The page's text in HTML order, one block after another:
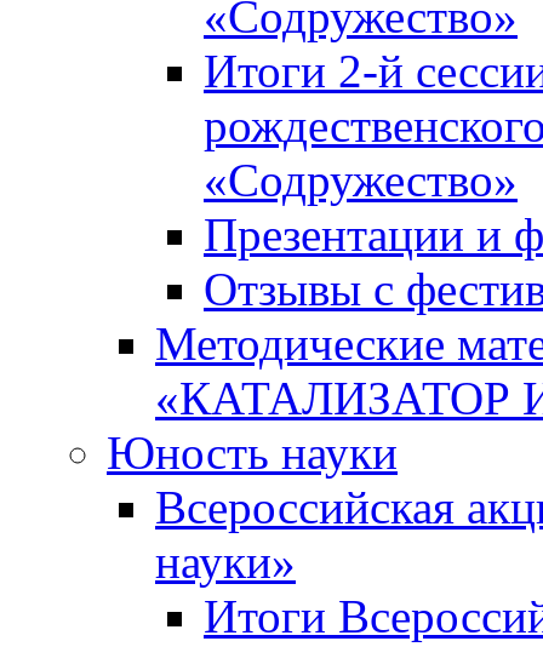
«Содружество»
Итоги 2-й
«Содружество»
Презентации и
Отзывы с
Методические
«КАТАЛИЗАТОР
Юность науки
Всероссийская
науки»
Итоги